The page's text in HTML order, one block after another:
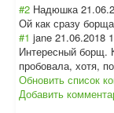
#2 Надюшка
Ой как сразу
#1 jane 21.06.2018
Интересный борщ.
пробовала, хотя,
Обновить список
Добавить